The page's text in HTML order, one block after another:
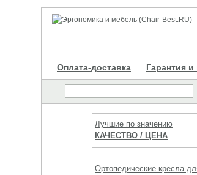
Оплата-доставка Гарантия и
Лучшие по значению
КАЧЕСТВО / ЦЕНА
Ортопедические кресла